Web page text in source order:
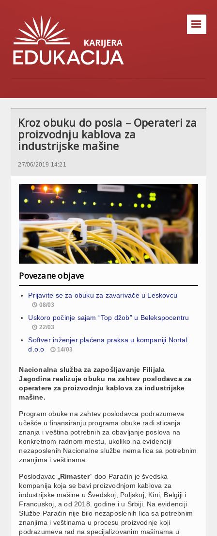
☰
Kroz obuku do posla – Operateri za
proizvodnju kablova za
industrijske mašine
27/06/2019 14:21
Povezane objave
Prijavite se za obuku za zavarivače u Leskovcu
08/03
Uskoro počinje sajam “Top džob” u Belekspocentru
22/03
Softver inženjer plaćena praksa u kompaniji Nortal
d.o.o
14/03
Nacionalna služba za zapošljavanje Filijala
Jagodina realizuje obuku na zahtev poslodavca za
operatere za proizvodnju kablova za industrijske
mašine.
Program obuke na zahtev poslodavca podrazumeva
učešće u finansiranju programa obuke radi sticanja
znanja i veština potrebnih za obavljanje poslova na
konkretnom radnom mestu, ukoliko na evidenciji
nezaposlenih Nacionalne službe nema lica sa potrebnim
znanjima i veštinama.
Poslodavac „ Rimaster“ doo Paraćin je švedska
kompanija koja se bavi proizvodnjom kablova za
industrijske mašine u Švedskoj, Poljskoj, Kini, Belgiji i
Francuskoj, a od 2018. godine i u Srbiji. Na evidenciji
Službe Paraćin nije bilo nezaposlenih lica sa potrebnim
znanjima i veštinama u procesu proizvodnje koji
podrazumeva rad na specijalizovanim mašinama u